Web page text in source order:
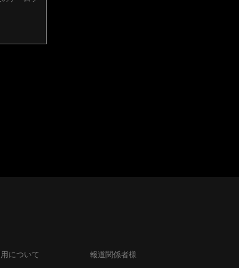
について 報道関係者様